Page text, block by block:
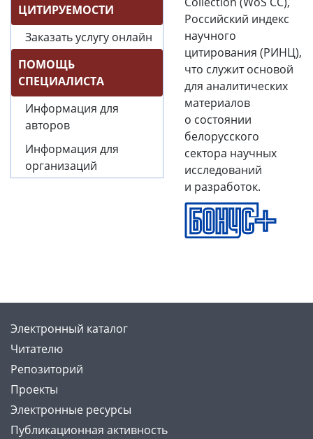
ЦИТИРУЕМОСТИ
Заказать услугу онлайн
ПОМОЩЬ
СПЕЦИАЛИСТА
Информация для
авторов
Информация для
организаций
Российский индекс
научного
цитирования (РИНЦ),
что служит основой
для аналитических
материалов
о состоянии
белорусского
сектора научных
исследований
и разработок.
Электронный каталог
Читателю
Репозиторий
Проекты
Электронные ресурсы
Публикационная активность